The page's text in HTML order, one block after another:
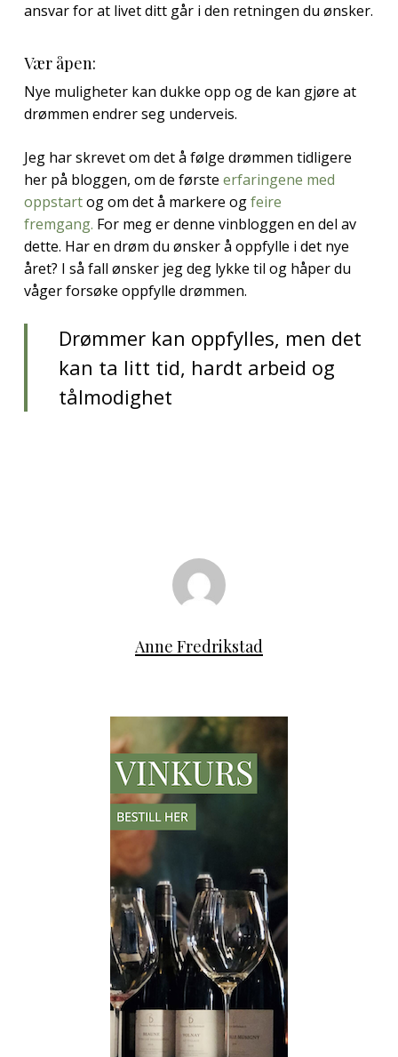
ansvar for at livet ditt går i den retningen du ønsker.
Vær åpen:
Nye muligheter kan dukke opp og de kan gjøre at
drømmen endrer seg underveis.
Jeg har skrevet om det å følge drømmen tidligere
her på bloggen, om de første erfaringene med
oppstartog om det å markere ogfeire
fremgang. For meg er denne vinbloggen en del av
dette. Har en drøm du ønsker å oppfylle i det nye
året? I så fall ønsker jeg deg lykke til og håper du
våger forsøke oppfylle drømmen.
Drømmer kan oppfylles, men det
kan ta litt tid, hardt arbeid og
tålmodighet
Anne Fredrikstad